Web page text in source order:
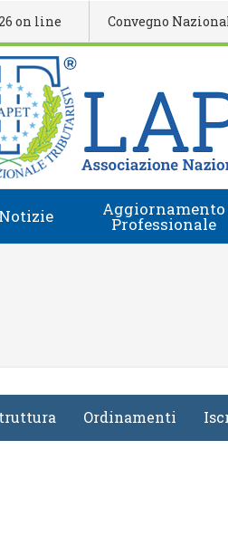
Notizie Aggiornamento
Professionale
Calendario Nazionale
Convegno Nazionale
Ordinamenti